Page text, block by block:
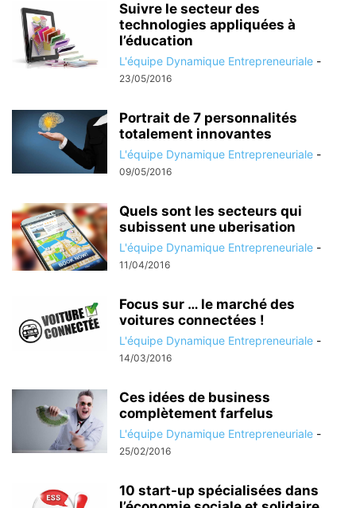
Suivre le secteur des
technologies appliquées à
l’éducation
L'équipe Dynamique Entrepreneuriale -
23/05/2016
Portrait de 7 personnalités
totalement innovantes
L'équipe Dynamique Entrepreneuriale -
09/05/2016
Quels sont les secteurs qui
subissent une uberisation
L'équipe Dynamique Entrepreneuriale -
11/04/2016
Focus sur … le marché des
voitures connectées !
L'équipe Dynamique Entrepreneuriale -
14/03/2016
Ces idées de business
complètement farfelus
L'équipe Dynamique Entrepreneuriale -
25/02/2016
10 start-up spécialisées dans